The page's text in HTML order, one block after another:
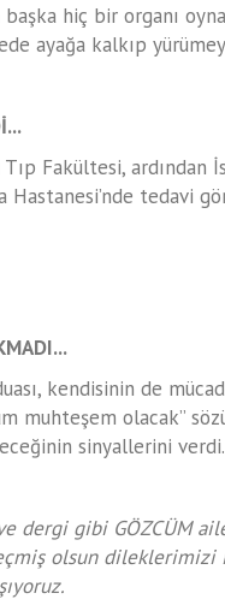
hiç bir organı
ayağa kalkıp
Fakültesi,
Hastanesi’nde tedavi
kendisinin de
muhteşem olacak”
sinyallerini verdi.
dergi gibi GÖZCÜM
olsun